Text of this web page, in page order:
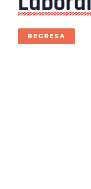
REGRESA